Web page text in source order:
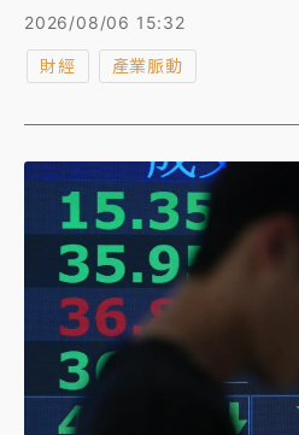
第2季營收與獲利再創新高，淨
寫單季獲利新高，每股純益
併營收預估中位數約5920億
後淨利預估中位數約101.7億
益預估中位數約8.03元，年增
2026/08/06 15:32
財經 產業脈動